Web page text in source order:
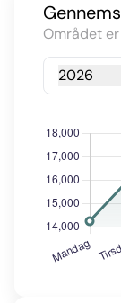
Området
2026